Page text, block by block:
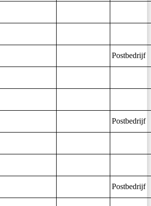
Postbedrijf
Postbedrijf
Postbedrijf